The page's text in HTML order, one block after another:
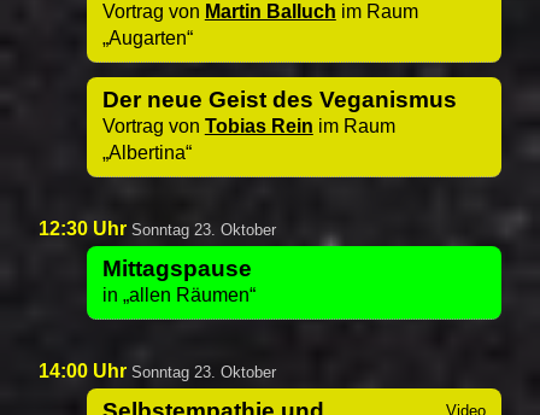
Vortrag von Martin Balluch im Raum
Augarten
Der neue Geist des Veganismus
Vortrag von Tobias Rein im Raum
Albertina
12:30 Uhr Sonntag 23. Oktober
Mittagspause
in allen Räumen
14:00 Uhr Sonntag 23. Oktober